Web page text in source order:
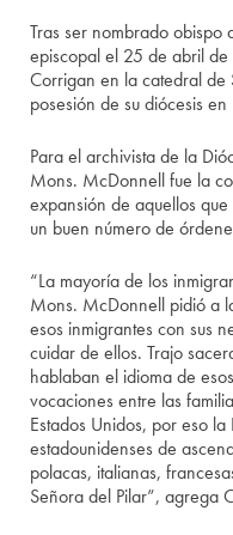
Tras ser nombrado
episcopal el 25 de abril
Corrigan en la catedral de
posesión de su diócesis
Para el archivista de la
Mons. McDonnell fue la
expansión de aquellos
un buen número de
“La mayoría de los
Mons. McDonnell pidió a
esos inmigrantes con sus
cuidar de ellos. Trajo
hablaban el idioma de
vocaciones entre las
Estados Unidos, por eso
estadounidenses de
polacas, italianas,
Señora del Pilar”, agrega